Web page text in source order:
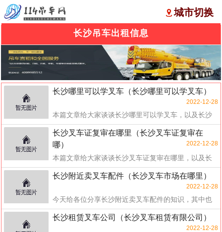
城市切换
长沙吊车出租信息
长沙哪里可以学叉车（长沙哪里可以学叉车）
2022-12-28
本篇文章给大家谈谈长沙哪里可以学叉车，以及长沙
哪里可以学叉车对应的知识点，希望对各位有所帮
助，不...
长沙叉车证复审在哪里（长沙叉车证复审在
哪）
2022-12-28
本篇文章给大家谈谈长沙叉车证复审在哪里，以及长
沙叉车证复审在哪对应的知识点，希望对各位有所帮
助，...
长沙附近卖叉车配件（长沙叉车市场在哪里）
2022-12-28
今天给各位分享长沙附近卖叉车配件的知识，其中也
会对长沙叉车市场在哪里进行解释，如果能碰巧解决
你现...
长沙租赁叉车公司（长沙叉车租赁有限公司）
2022-12-28